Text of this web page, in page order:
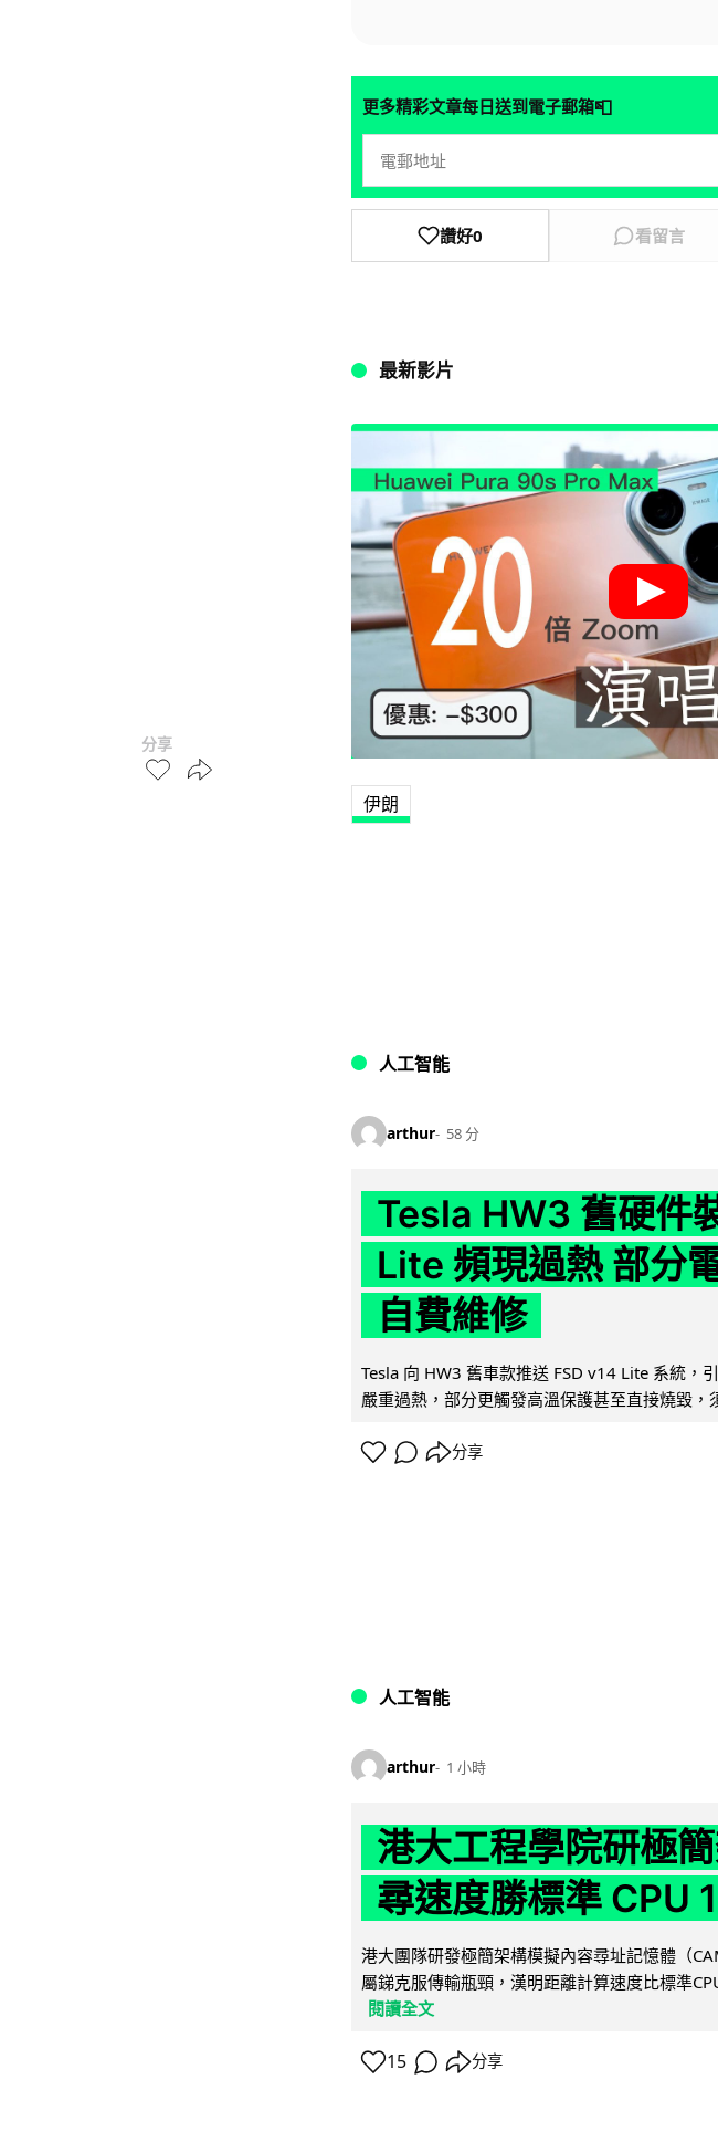
分享
更多精彩文章每日送到電子郵箱📮
讚好0 看留言
最新影片
伊朗
人工智能
arthur 58 分
Tesla HW3 舊硬件
Lite 頻現過熱 部分
自費維修
Tesla 向 HW3 舊車款推送 FSD v14 Lite 系統，
嚴重過熱，部分更觸發高溫保護甚至直接燒毀，
分享
人工智能
arthur 1 小時
港大工程學院研極
尋速度勝標準 CPU
港大團隊研發極簡架構模擬內容尋址記憶體（
屬銻克服傳輸瓶頸，漢明距離計算速度比標準
閱讀全文
15 分享